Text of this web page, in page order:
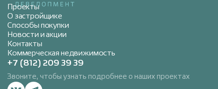
+7 (812) 209 39 39
Звоните, чтобы узнать подробнее о наших проектах
Проекты
О застройщике
Способы покупки
Новости и акции
Контакты
Коммерческая недвижимость